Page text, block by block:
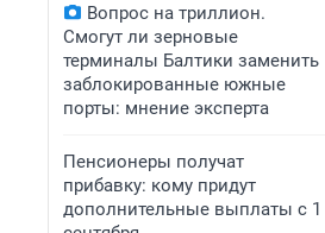
Вопрос на триллион.
Смогут ли зерновые
терминалы Балтики заменить
заблокированные южные
порты: мнение эксперта
Пенсионеры получат
прибавку: кому придут
дополнительные выплаты с 1